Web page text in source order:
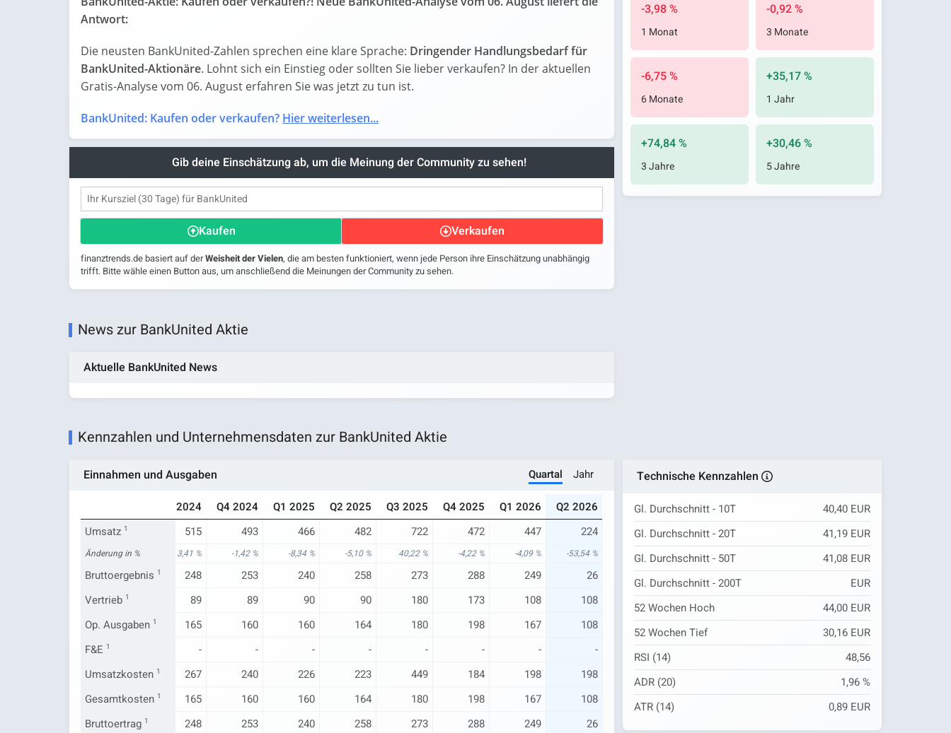
Antwort:
Die neusten BankUnited-Zahlen sprechen eine klare Sprache: Dringender Handlungsbedarf für
BankUnited-Aktionäre. Lohnt sich ein Einstieg oder sollten Sie lieber verkaufen? In der aktuellen
Gratis-Analyse vom 06. August erfahren Sie was jetzt zu tun ist.
BankUnited: Kaufen oder verkaufen? Hier weiterlesen...
Gib deine Einschätzung ab, um die Meinung der Community zu sehen!
Kaufen Verkaufen
finanztrends.de basiert auf derWeisheit der Vielen, die am besten funktioniert, wenn jede Person ihre Einschätzung unabhängig
trifft. Bitte wähle einen Button aus, um anschließend die Meinungen der Community zu sehen.
-3,98 %
1 Monat
-0,92 %
3 Monate
-6,75 %
6 Monate
+35,17 %
1 Jahr
+74,84 %
3 Jahre
+30,46 %
5 Jahre
News zur BankUnited Aktie
Aktuelle BankUnited News
Kennzahlen und Unternehmensdaten zur BankUnited Aktie
Einnahmen und Ausgaben Quartal Jahr
Q3 2024 Q4 2024 Q1 2025 Q2 2025 Q3 2025 Q4 2025 Q1 2026
Q2 2026
Umsatz 1
508 515 493 466 482 722 472 447 224
Änderung in %
11,25 % 3,80 % 3,41 % -1,42 % -8,34 % -5,10 % 40,22 % -4,22 % -4,09 % -53,54 %
Bruttoergebnis 1
226 231 248 253 240 258 273 288 249
26
Vertrieb 1
89 89 89 90 90 180 173 108
108
Op. Ausgaben 1
159 158 165 160 160 164 180 198 167
108
F&E 1
- - - - - - - -
-
Umsatzkosten 1
282 277 267 240 226 223 449 184 198
198
Gesamtkosten 1
159 158 165 160 160 164 180 198 167
108
Bruttoertrag 1
226 231 248 253 240 258 273 288 249
26
Technische Kennzahlen
Gl. Durchschnitt - 10T
40,40 EUR
Gl. Durchschnitt - 20T
41,19 EUR
Gl. Durchschnitt - 50T
41,08 EUR
Gl. Durchschnitt - 200T
EUR
52 Wochen Hoch
44,00 EUR
52 Wochen Tief
30,16 EUR
RSI (14)
48,56
ADR (20)
1,96 %
ATR (14)
0,89 EUR